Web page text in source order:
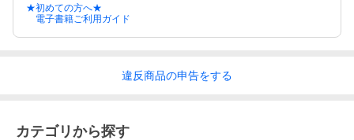
★初めての方へ★
電子書籍ご利用ガイド
違反商品の申告をする
カテゴリから探す